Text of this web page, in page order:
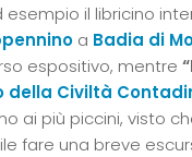
esempio il libricino
a Badia di
espositivo, mentre
della Civiltà
ai più piccini, visto
fare una breve